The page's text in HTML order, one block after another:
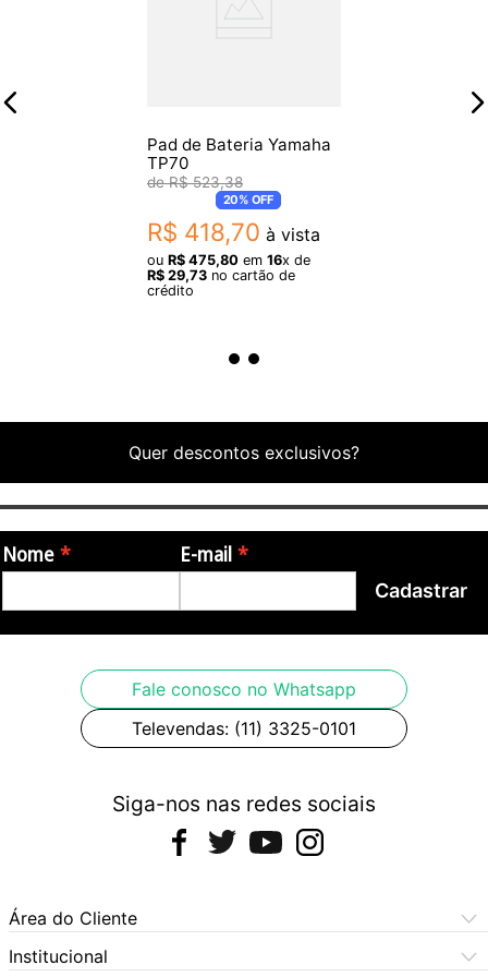
consideravelmente a resistência e sonoridade do tambor.
Lugs.
Pad de Bateria Yamaha
TP70
R$ 523,38
20%OFF
R$ 418,70 à vista
ou R$ 475,80 em 16x de
R$ 29,73 no cartão de
crédito
Quer descontos exclusivos?
Nome E-mail
Cadastrar
Fale conosco no Whatsapp
Televendas: (11) 3325-0101
Siga-nos nas redes sociais
Área do Cliente
Meus Pedidos
Institucional